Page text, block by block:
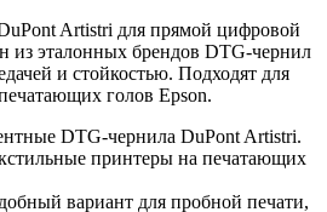
Artistri для прямой цифровой
из эталонных брендов DTG-чернил
и стойкостью. Подходят для
голов Epson.
DTG-чернила DuPont Artistri.
принтеры на печатающих
вариант для пробной печати,